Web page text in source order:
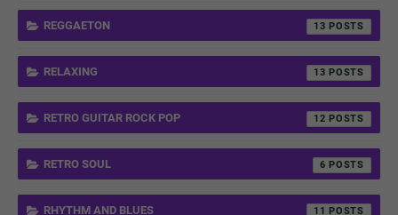
REGGAETON 13
RELAXING 13
RETRO GUITAR ROCK POP 12
RETRO SOUL 6
RHYTHM AND BLUES 11